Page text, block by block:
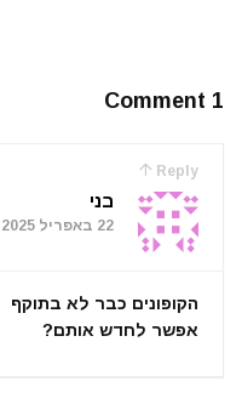
1 Comment
Reply
בני
22 באפריל 2025 at 5:45
הקופונים כבר לא בתוקף
אפשר לחדש אותם?